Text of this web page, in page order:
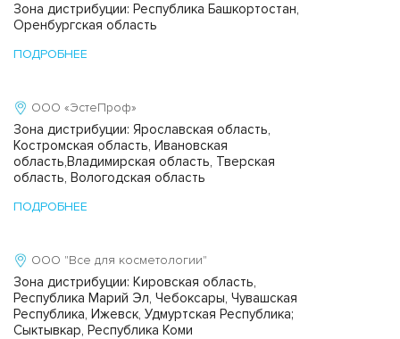
Зона дистрибуции: Республика Башкортостан,
Оренбургская область
ПОДРОБНЕЕ
ООО «ЭстеПроф»
Зона дистрибуции: Ярославская область,
Костромская область, Ивановская
область,Владимирская область, Тверская
область, Вологодская область
ПОДРОБНЕЕ
ООО "Все для косметологии"
Зона дистрибуции: Кировская область,
Республика Марий Эл, Чебоксары, Чувашская
Республика, Ижевск, Удмуртская Республика;
Сыктывкар, Республика Коми